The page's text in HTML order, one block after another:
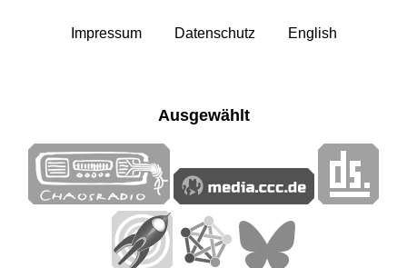
Impressum Datenschutz English
Ausgewählt